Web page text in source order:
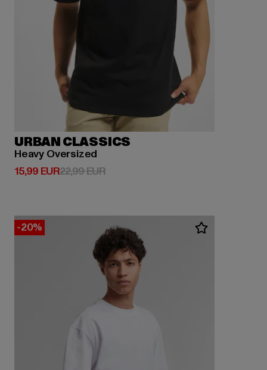
URBAN CLASSICS
Heavy Oversized
15,99 EUR
Prix courant: 15,99 EUR
22,99 EURPrix en promotion: 22,99 EUR
-20%